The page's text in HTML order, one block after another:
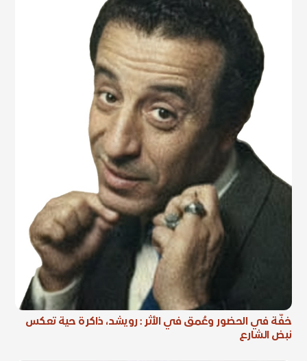
خفّة في الحضور وعُمق في الأثر : رويشد، ذاكرة حية تعكس
نبض الشارع